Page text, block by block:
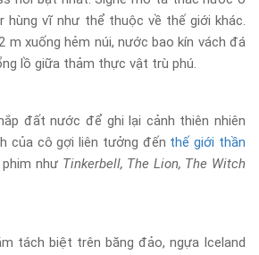
hùng vĩ như thể thuộc về thế giới khác.
xuống hẻm núi, nước bao kín vách đá
lồ giữa thảm thực vật trù phú.
đất nước để ghi lại cảnh thiên nhiên
của cô gợi liên tưởng đến thế giới thần
như Tinkerbell, The Lion, The Witch
tách biệt trên băng đảo, ngựa Iceland